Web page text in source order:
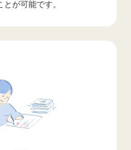
が可能です。